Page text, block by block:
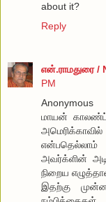
about it?
Reply
என்.ராமதுரை /
PM
Anonymous
மாயன்
என்பதெல்லாம்
அவர்க்ளின்
நிறைய
இதற்கு